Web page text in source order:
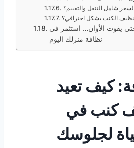
يفوت الأوان… استثمر في
نظافة منزلك اليوم
كيف تعيد
كنب في
لجلوسك